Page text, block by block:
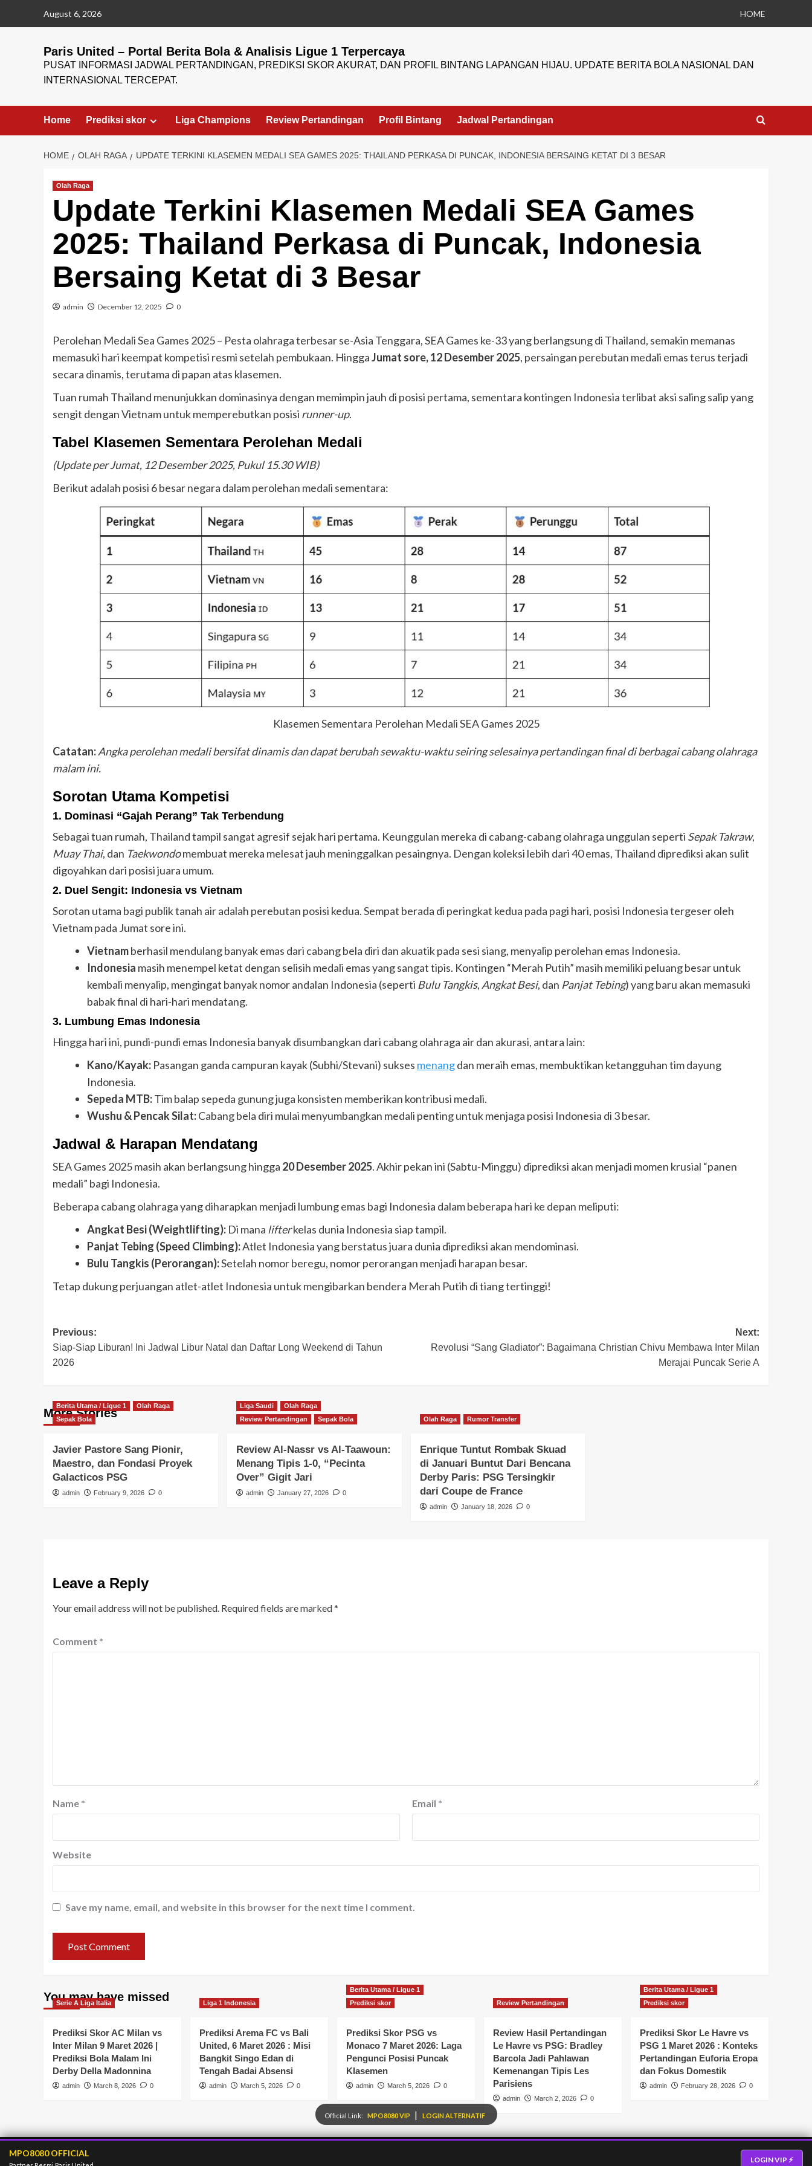
Official Link: MPO8080 VIP | LOGIN ALTERNATIF
August 6, 2026 HOME
Paris United – Portal Berita Bola & Analisis Ligue 1 Terpercaya
PUSAT INFORMASI JADWAL PERTANDINGAN, PREDIKSI SKOR AKURAT, DAN PROFIL BINTANG LAPANGAN HIJAU. UPDATE BERITA BOLA NASIONAL DAN
INTERNASIONAL TERCEPAT.
Home Prediksi skor Liga Champions Review Pertandingan Profil Bintang Jadwal Pertandingan
HOME OLAH RAGA UPDATE TERKINI KLASEMEN MEDALI SEA GAMES 2025: THAILAND PERKASA DI PUNCAK, INDONESIA BERSAING KETAT DI 3 BESAR
Olah Raga
Update Terkini Klasemen Medali SEA Games
2025: Thailand Perkasa di Puncak, Indonesia
Bersaing Ketat di 3 Besar
admin December 12, 2025 0
Perolehan Medali Sea Games 2025 – Pesta olahraga terbesar se-Asia Tenggara, SEA Games ke-33 yang berlangsung di Thailand, semakin memanas
memasuki hari keempat kompetisi resmi setelah pembukaan. HinggaJumat sore, 12 Desember 2025, persaingan perebutan medali emas terus terjadi
secara dinamis, terutama di papan atas klasemen.
Tuan rumah Thailand menunjukkan dominasinya dengan memimpin jauh di posisi pertama, sementara kontingen Indonesia terlibat aksi saling salip yang
sengit dengan Vietnam untuk memperebutkan posisi runner-up.
Tabel Klasemen Sementara Perolehan Medali
(Update per Jumat, 12 Desember 2025, Pukul 15.30 WIB)
Berikut adalah posisi 6 besar negara dalam perolehan medali sementara:
Klasemen Sementara Perolehan Medali SEA Games 2025
Catatan:Angka perolehan medali bersifat dinamis dan dapat berubah sewaktu-waktu seiring selesainya pertandingan final di berbagai cabang olahraga
malam ini.
Sorotan Utama Kompetisi
1. Dominasi “Gajah Perang” Tak Terbendung
Sebagai tuan rumah, Thailand tampil sangat agresif sejak hari pertama. Keunggulan mereka di cabang-cabang olahraga unggulan seperti Sepak Takraw,
Muay Thai, dan Taekwondomembuat mereka melesat jauh meninggalkan pesaingnya. Dengan koleksi lebih dari 40 emas, Thailand diprediksi akan sulit
digoyahkan dari posisi juara umum.
2. Duel Sengit: Indonesia vs Vietnam
Sorotan utama bagi publik tanah air adalah perebutan posisi kedua. Sempat berada di peringkat kedua pada pagi hari, posisi Indonesia tergeser oleh
Vietnam pada Jumat sore ini.
Vietnamberhasil mendulang banyak emas dari cabang bela diri dan akuatik pada sesi siang, menyalip perolehan emas Indonesia.
Indonesia masih menempel ketat dengan selisih medali emas yang sangat tipis. Kontingen “Merah Putih” masih memiliki peluang besar untuk
kembali menyalip, mengingat banyak nomor andalan Indonesia (seperti Bulu Tangkis, Angkat Besi, dan Panjat Tebing) yang baru akan memasuki
babak final di hari-hari mendatang.
3. Lumbung Emas Indonesia
Hingga hari ini, pundi-pundi emas Indonesia banyak disumbangkan dari cabang olahraga air dan akurasi, antara lain:
Kano/Kayak: Pasangan ganda campuran kayak (Subhi/Stevani) sukses menangdan meraih emas, membuktikan ketangguhan tim dayung
Indonesia.
Sepeda MTB:Tim balap sepeda gunung juga konsisten memberikan kontribusi medali.
Wushu & Pencak Silat:Cabang bela diri mulai menyumbangkan medali penting untuk menjaga posisi Indonesia di 3 besar.
Jadwal & Harapan Mendatang
SEA Games 2025 masih akan berlangsung hingga 20 Desember 2025. Akhir pekan ini (Sabtu-Minggu) diprediksi akan menjadi momen krusial “panen
medali” bagi Indonesia.
Beberapa cabang olahraga yang diharapkan menjadi lumbung emas bagi Indonesia dalam beberapa hari ke depan meliputi:
Angkat Besi (Weightlifting): Di mana lifterkelas dunia Indonesia siap tampil.
Panjat Tebing (Speed Climbing):Atlet Indonesia yang berstatus juara dunia diprediksi akan mendominasi.
Bulu Tangkis (Perorangan):Setelah nomor beregu, nomor perorangan menjadi harapan besar.
Tetap dukung perjuangan atlet-atlet Indonesia untuk mengibarkan bendera Merah Putih di tiang tertinggi!
Post
navigation
Previous:
Siap-Siap Liburan! Ini Jadwal Libur Natal dan Daftar Long Weekend di Tahun
2026
Next:
Revolusi “Sang Gladiator”: Bagaimana Christian Chivu Membawa Inter Milan
Merajai Puncak Serie A
More Stories
Berita Utama / Ligue 1
Olah Raga
Sepak Bola
Javier Pastore Sang Pionir,
Maestro, dan Fondasi Proyek
Galacticos PSG
admin February 9, 2026 0
Liga Saudi
Olah Raga
Review Pertandingan
Sepak Bola
Review Al-Nassr vs Al-Taawoun:
Menang Tipis 1-0, “Pecinta
Over” Gigit Jari
admin January 27, 2026 0
Olah Raga Rumor Transfer
Enrique Tuntut Rombak Skuad
di Januari Buntut Dari Bencana
Derby Paris: PSG Tersingkir
dari Coupe de France
admin January 18, 2026 0
Leave a Reply
Your email address will not be published. Required fields are marked*
Comment *
Name * Email *
Website
Save my name, email, and website in this browser for the next time I comment.
You may have missed
Serie A Liga Italia
Prediksi Skor AC Milan vs
Inter Milan 9 Maret 2026 |
Prediksi Bola Malam Ini
Derby Della Madonnina
admin March 8, 2026 0
Liga 1 Indonesia
Prediksi Arema FC vs Bali
United, 6 Maret 2026 : Misi
Bangkit Singo Edan di
Tengah Badai Absensi
admin March 5, 2026 0
Berita Utama / Ligue 1
Prediksi skor
Prediksi Skor PSG vs
Monaco 7 Maret 2026: Laga
Pengunci Posisi Puncak
Klasemen
admin March 5, 2026 0
Review Pertandingan
Review Hasil Pertandingan
Le Havre vs PSG: Bradley
Barcola Jadi Pahlawan
Kemenangan Tipis Les
Parisiens
admin March 2, 2026 0
Berita Utama / Ligue 1
Prediksi skor
Prediksi Skor Le Havre vs
PSG 1 Maret 2026 : Konteks
Pertandingan Euforia Eropa
dan Fokus Domestik
admin February 28, 2026 0
MPO8080 OFFICIAL
LOGIN VIP ⚡